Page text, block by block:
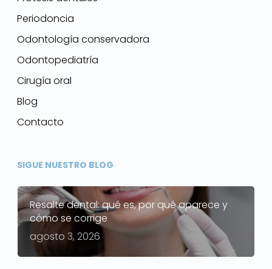
Periodoncia
Odontología conservadora
Odontopediatría
Cirugía oral
Blog
Contacto
SIGUE NUESTRO BLOG
Resalte dental: qué es, por qué aparece y
cómo se corrige
agosto 3, 2026